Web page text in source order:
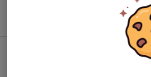
Utomhusträning